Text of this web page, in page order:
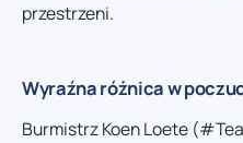
przestrzeni.
Wyraźna różnica w
Burmistrz Koen Loete